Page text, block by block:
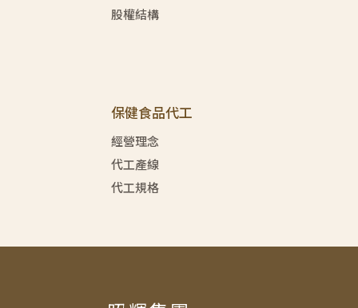
股權結構
保健食品代工
經營理念
代工產線
代工規格